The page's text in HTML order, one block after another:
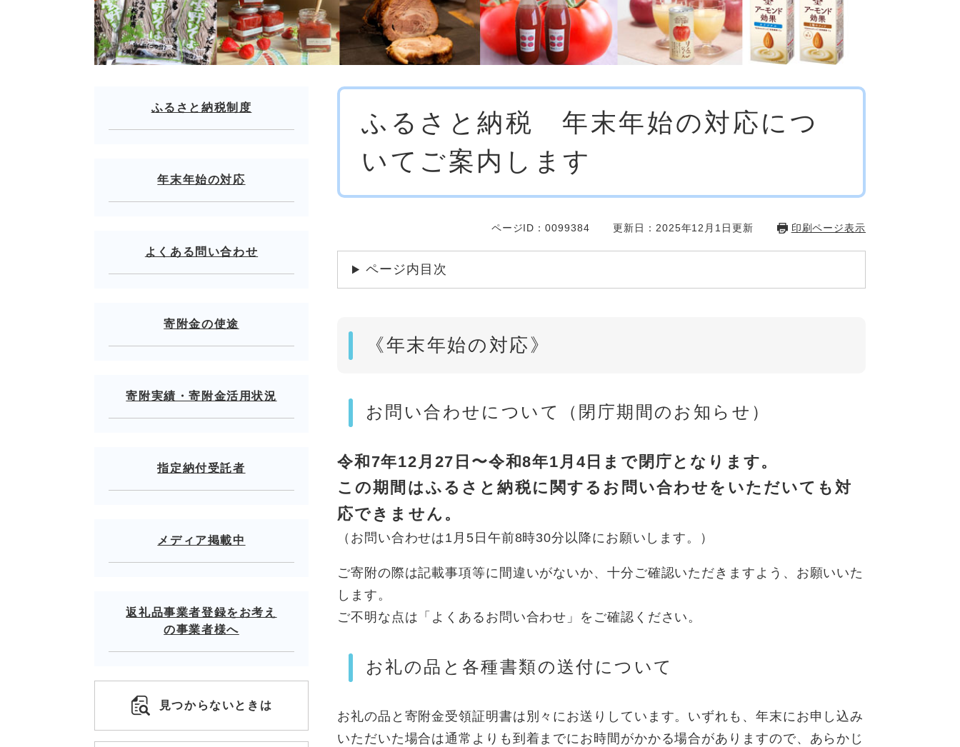
ふるさと納税 年末年始の対応につ
いてご案内します
ページID：0099384 更新日：2025年12月1日更新 印刷ページ表示
ページ内目次
《年末年始の対応》
お問い合わせについて（閉庁期間のお知らせ）
令和7年12月27日〜令和8年1月4日まで閉庁となります。
この期間はふるさと納税に関するお問い合わせをいただいても対
応できません。
（お問い合わせは1月5日午前8時30分以降にお願いします。）
ご寄附の際は記載事項等に間違いがないか、十分ご確認いただきますよう、お願いいた
します。
ご不明な点は「よくあるお問い合わせ」をご確認ください。
お礼の品と各種書類の送付について
お礼の品と寄附金受領証明書は別々にお送りしています。いずれも、年末にお申し込み
いただいた場合は通常よりも到着までにお時間がかかる場合がありますので、あらかじ
ふるさと納税制度
年末年始の対応
よくある問い合わせ
寄附金の使途
寄附実績・寄附金活用状況
指定納付受託者
メディア掲載中
返礼品事業者登録をお考え
の事業者様へ
見つからないときは